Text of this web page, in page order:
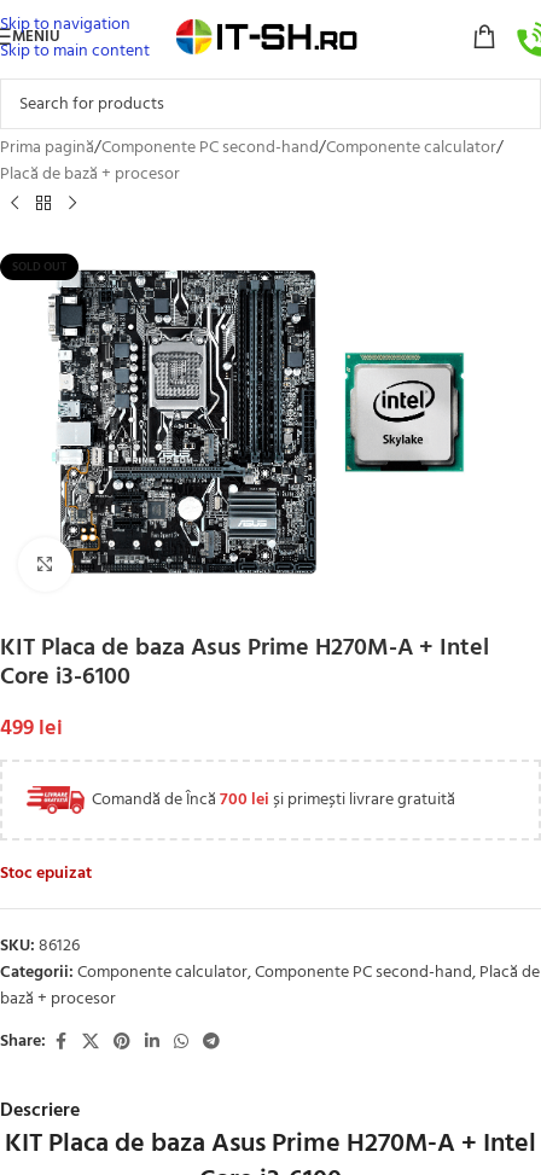
Skip to navigation
Skip to main content
MENIU
Prima pagină/Componente PC second-hand/Componente calculator/
Placă de bază + procesor
SOLD OUT
Click to enlarge
KIT Placa de baza Asus Prime H270M-A + Intel
Core i3-6100
499lei
Comandă de Încă700 leiși primești livrare gratuită
Stoc epuizat
SKU:86126
Categorii:Componente calculator,Componente PC second-hand,Placă de
bază + procesor
Share:
Descriere
KIT Placa de baza Asus Prime H270M-A + Intel